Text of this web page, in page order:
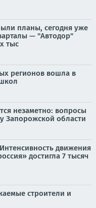
планы, сегодня уже
— "Автодор"
тыс
регионов вошла в
незаметно: вопросы
Запорожской области
движения
достигла 7 тысяч
строители и